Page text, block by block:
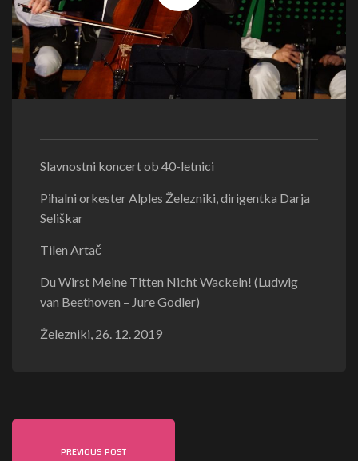
Slavnostni koncert ob 40-letnici
Pihalni orkester Alples Železniki, dirigentka Darja
Seliškar
Tilen Artač
Du Wirst Meine Titten Nicht Wackeln! (Ludwig
van Beethoven – Jure Godler)
Železniki, 26. 12. 2019
PREVIOUS POST